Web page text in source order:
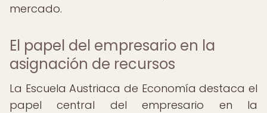
mercado.
El papel del empresario en la
asignación de recursos
La Escuela Austriaca de Economía destaca el
papel central del empresario en la